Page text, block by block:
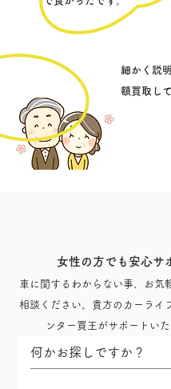
細かく説
額買取し
女性の方でも安心サ
車に関するわからない事、お気
相談ください。貴方のカーライ
ンター買王がサポートいた